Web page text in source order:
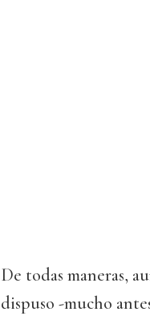
De todas maneras,
dispuso -mucho